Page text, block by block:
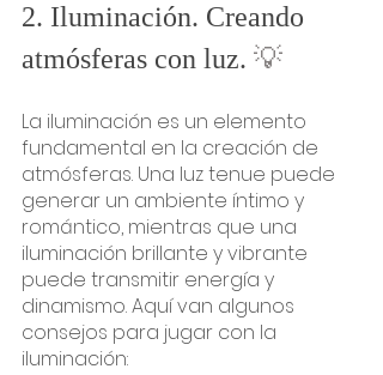
2. Iluminación. Creando
atmósferas con luz. 💡
La iluminación es un elemento
fundamental en la creación de
atmósferas. Una luz tenue puede
generar un ambiente íntimo y
romántico, mientras que una
iluminación brillante y vibrante
puede transmitir energía y
dinamismo. Aquí van algunos
consejos para jugar con la
iluminación: